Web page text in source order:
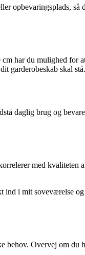
opbevaringsplads,
har du mulighed for
garderobeskab skal stå.
daglig brug og
med kvaliteten
ind i mit soveværelse
behov. Overvej om du